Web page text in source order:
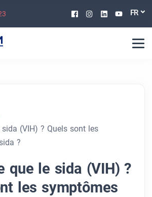
Facebook
Instagram
Linkedin
FR
sida (VIH) ? Quels sont les
?
que le sida (VIH) ?
les symptômes